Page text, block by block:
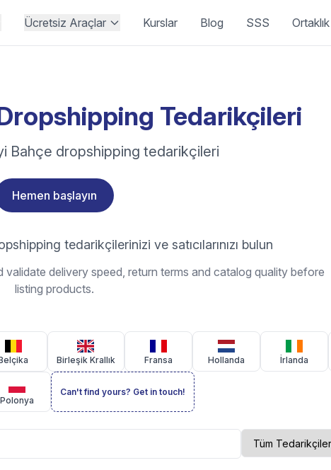
Ücretsiz Araçlar Kurslar Blog SSS Ortaklık
Tedarikçileri
Bahçe dropshipping tedarikçileri
Hemen başlayın
tedarikçilerinizi ve satıcılarınızı bulun
delivery speed, return terms and catalog quality before
listing products.
Birleşik Krallık Fransa Hollanda İrlanda
Polonya
Can't find yours? Get in touch!